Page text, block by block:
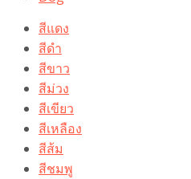
สีแดง
สีดำ
สีขาว
สีม่วง
สีเขียว
สีเหลือง
สีส้ม
สีชมพู